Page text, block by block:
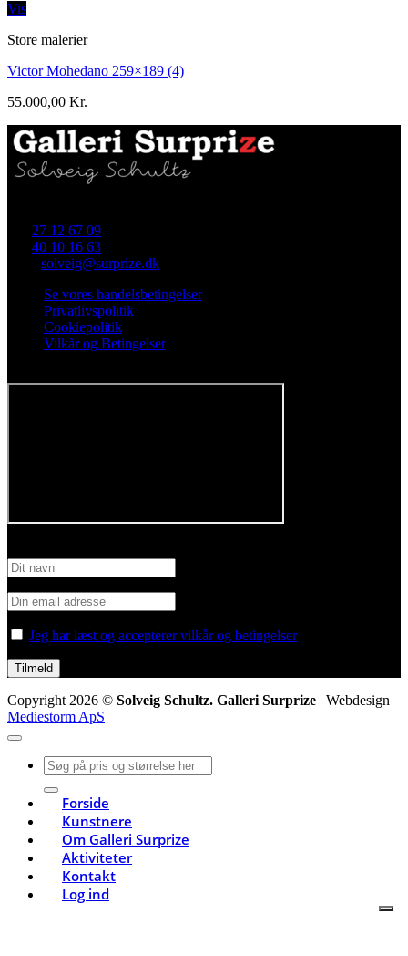
Vis
Store malerier
Victor Mohedano 259×189 (4)
55.000,00 Kr.
27 12 67 09
40 10 16 63
solveig@surprize.dk
Se vores handelsbetingelser
Privatlivspolitik
Cookiepolitik
Vilkår og Betingelser
Jeg har læst og accepterer vilkår og betingelser
Copyright 2026 © Solveig Schultz. Galleri Surprize | Webdesign
Mediestorm ApS
Søg
Forside
Kunstnere
Om Galleri Surprize
Aktiviteter
Kontakt
Log ind